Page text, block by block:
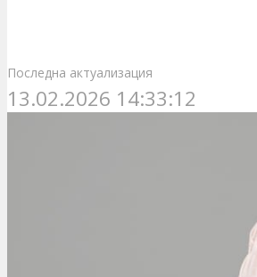
Последна актуализация
13.02.2026 14:33:12